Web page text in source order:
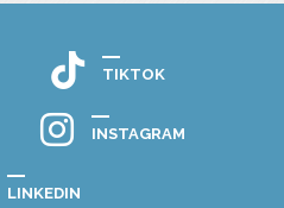
TIKTOK
INSTAGRAM
LINKEDIN